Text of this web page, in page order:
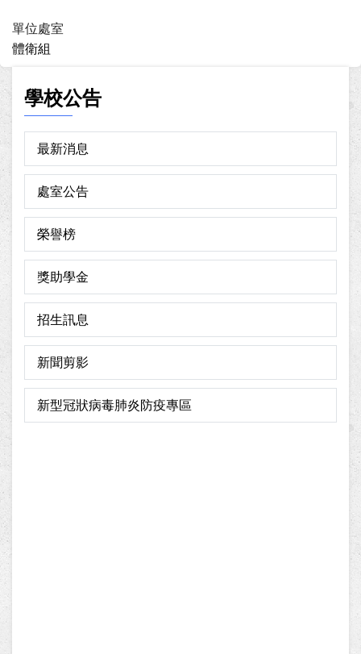
單位處室
體衛組
學校公告
最新消息
處室公告
榮譽榜
獎助學金
招生訊息
新聞剪影
新型冠狀病毒肺炎防疫專區